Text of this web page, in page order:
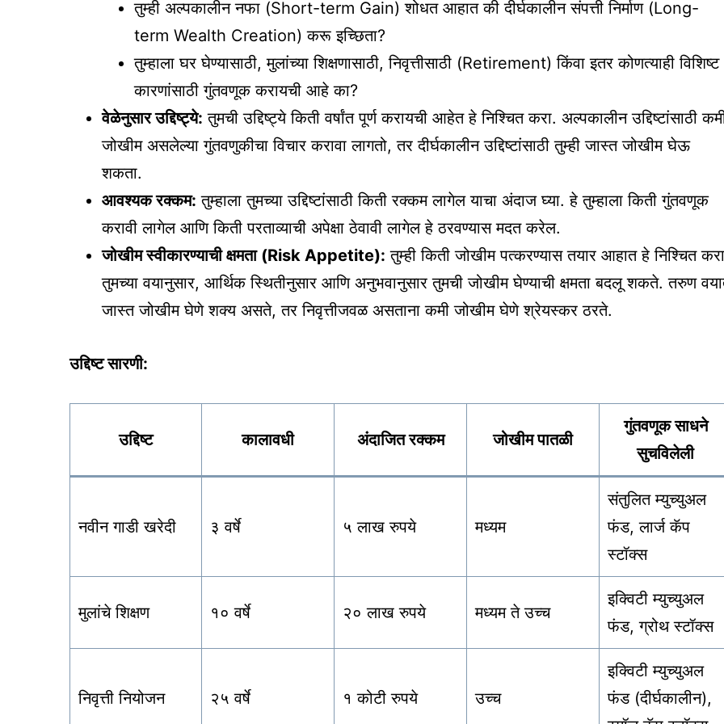
तुम्ही अल्पकालीन नफा (Short-term Gain) शोधत आहात की दीर्घकालीन संपत्ती निर्माण (Long-
term Wealth Creation) करू इच्छिता?
तुम्हाला घर घेण्यासाठी, मुलांच्या शिक्षणासाठी, निवृत्तीसाठी (Retirement) किंवा इतर कोणत्याही विशिष्ट
कारणांसाठी गुंतवणूक करायची आहे का?
वेळेनुसार उद्दिष्ट्ये: तुमची उद्दिष्ट्ये किती वर्षांत पूर्ण करायची आहेत हे निश्चित करा. अल्पकालीन उद्दिष्टांसाठी
जोखीम असलेल्या गुंतवणुकीचा विचार करावा लागतो, तर दीर्घकालीन उद्दिष्टांसाठी तुम्ही जास्त जोखीम घेऊ
शकता.
आवश्यक रक्कम: तुम्हाला तुमच्या उद्दिष्टांसाठी किती रक्कम लागेल याचा अंदाज घ्या. हे तुम्हाला किती गुंतवणूक
करावी लागेल आणि किती परताव्याची अपेक्षा ठेवावी लागेल हे ठरवण्यास मदत करेल.
जोखीम स्वीकारण्याची क्षमता (Risk Appetite): तुम्ही किती जोखीम पत्करण्यास तयार आहात हे निश्चित
तुमच्या वयानुसार, आर्थिक स्थितीनुसार आणि अनुभवानुसार तुमची जोखीम घेण्याची क्षमता बदलू शकते. तरुण
जास्त जोखीम घेणे शक्य असते, तर निवृत्तीजवळ असताना कमी जोखीम घेणे श्रेयस्कर ठरते.
उद्दिष्ट सारणी:
उद्दिष्ट कालावधी अंदाजित रक्कम जोखीम पातळी
गुंतवणूक साधने
सुचविलेली
नवीन गाडी खरेदी ३ वर्षे ५ लाख रुपये मध्यम
संतुलित म्युच्युअल
फंड, लार्ज कॅप
स्टॉक्स
मुलांचे शिक्षण १० वर्षे २० लाख रुपये मध्यम ते उच्च
इक्विटी म्युच्युअल
फंड, ग्रोथ स्टॉक्स
निवृत्ती नियोजन २५ वर्षे १ कोटी रुपये उच्च
इक्विटी म्युच्युअल
फंड (दीर्घकालीन),